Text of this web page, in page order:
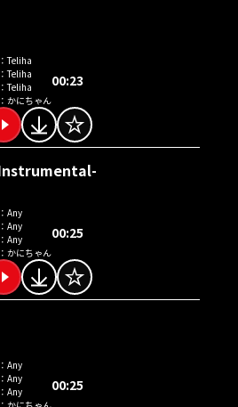
Teliha
Teliha
Teliha
かにちゃん
00:23
Any
Any
Any
かにちゃん
00:25
Any
Any
Any
00:25